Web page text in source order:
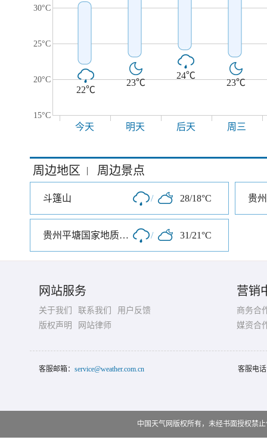
30°C
25°C
20°C
15°C
22℃
23℃
24℃
23℃
今天 明天 后天 周三
周边地区 | 周边景点
斗篷山 / 28/18°C
贵州平塘国家地质公园 / 31/21°C
网站服务
关于我们 联系我们
用户反馈
版权声明
网站律师
营销
商务合
媒资合
客服邮箱： service@weather.com.cn 客服电
中国天气网版权所有，未经书面授权